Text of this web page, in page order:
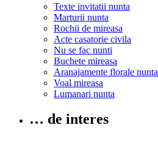
Texte invitatii nunta
Marturii nunta
Rochii de mireasa
Acte casatorie civila
Nu se fac nunti
Buchete mireasa
Aranajamente florale nunta
Voal mireasa
Lumanari nunta
… de interes